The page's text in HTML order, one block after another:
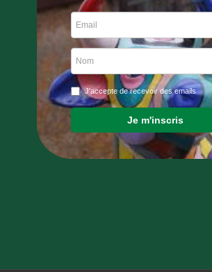
J'accepte de recevoir des emails
Je m'inscris